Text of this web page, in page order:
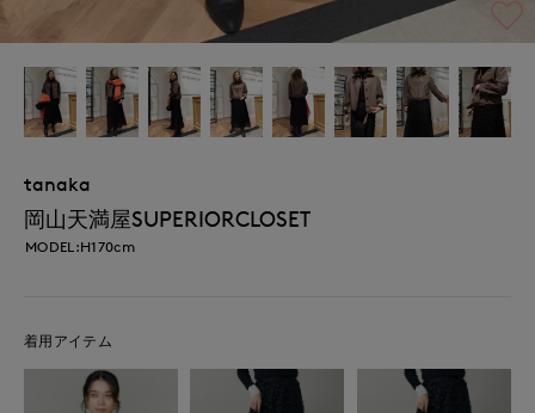
tanaka
岡山天満屋SUPERIORCLOSET
MODEL:H170cm
着用アイテム